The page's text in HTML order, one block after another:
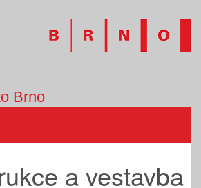
Brno
a vestavba